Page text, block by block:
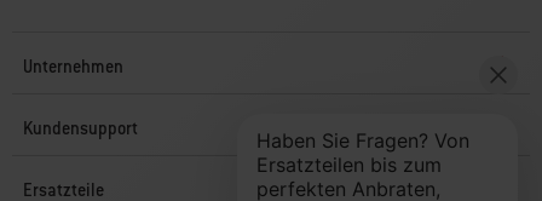
Unternehmen
Kundensupport
Ersatzteile